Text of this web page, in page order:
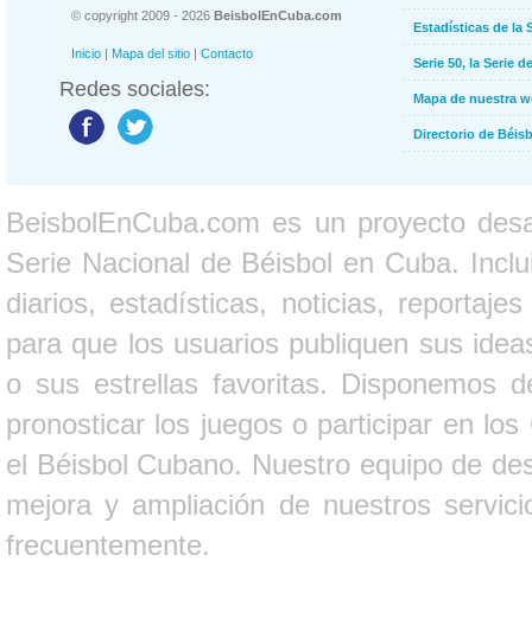
© copyright 2009 - 2026 BeisbolEnCuba.com
Inicio | Mapa del sitio | Contacto
Redes sociales:
Estadísticas de la
Serie 50, la Serie
Mapa de nuestra
Directorio de
BeisbolEnCuba.com es un proyecto
Serie Nacional de Béisbol en Cuba.
diarios, estadísticas, noticias,
para que los usuarios publiquen sus
o sus estrellas favoritas. Disponemos
pronosticar los juegos o participar en
el Béisbol Cubano. Nuestro equipo de
mejora y ampliación de nuestros
frecuentemente.